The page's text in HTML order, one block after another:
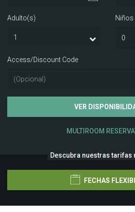
Adulto(s) Niños
Access/Discount Code
VER
MULTIROOM
Descubra nuestras tarifas
FECHAS